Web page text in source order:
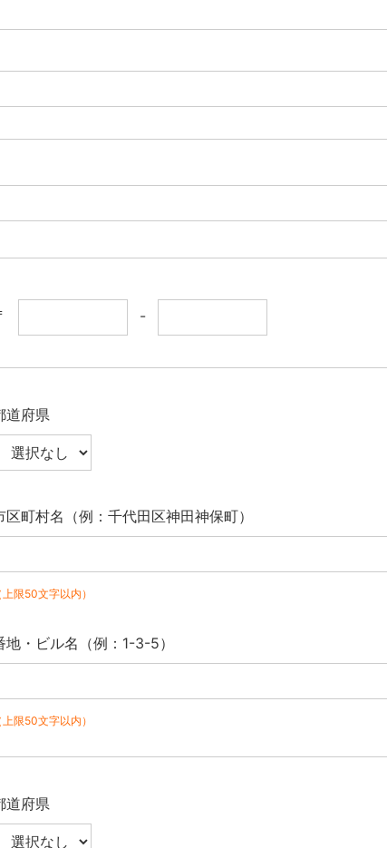
-
道府県
区町村名（例：千代田区神田神保町）
上限50文字以内）
地・ビル名（例：1-3-5）
上限50文字以内）
道府県